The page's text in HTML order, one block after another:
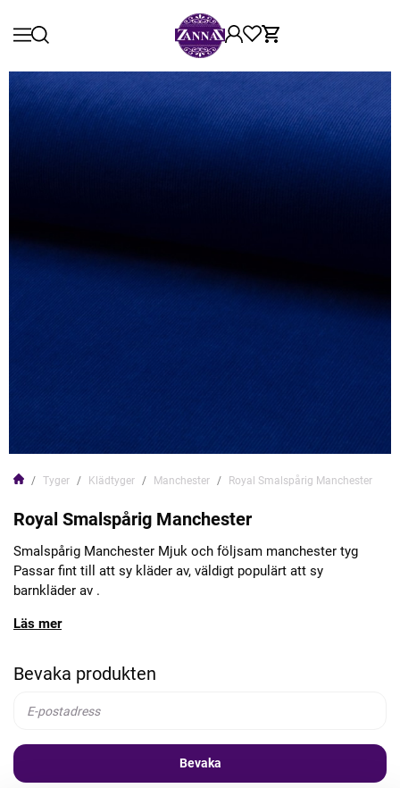
Tyger Klädtyger Manchester Royal Smalspårig Manchester
Royal Smalspårig Manchester
Smalspårig Manchester Mjuk och följsam manchester tyg
Passar fint till att sy kläder av, väldigt populärt att sy
barnkläder av .
Läs mer
Bevaka produkten
Bevaka